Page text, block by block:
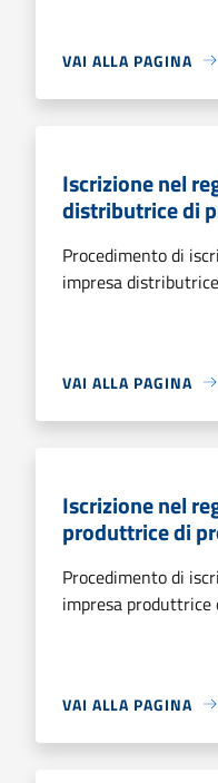
VAI ALLA PAGINA
Iscrizione nel
distributrice di
Procedimento di
impresa
VAI ALLA PAGINA
Iscrizione nel
produttrice di
Procedimento di
impresa produttrice
VAI ALLA PAGINA